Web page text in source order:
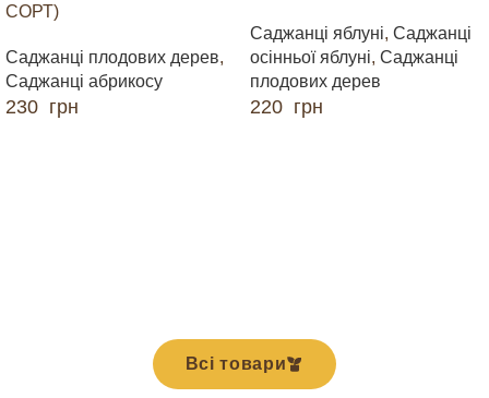
СОРТ)
Саджанці плодових дерев,
Саджанці абрикосу
230 грн
Саджанці яблуні, Саджанці
осінньої яблуні, Саджанці
плодових дерев
220 грн
Всі товари